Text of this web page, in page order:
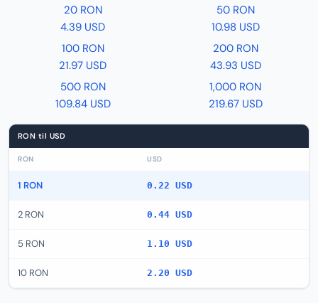
20 RON
4.39 USD
50 RON
10.98 USD
100 RON
21.97 USD
200 RON
43.93 USD
500 RON
109.84 USD
1,000 RON
219.67 USD
RON til USD
RON USD
1 RON 0.22 USD
2 RON 0.44 USD
5 RON 1.10 USD
10 RON 2.20 USD